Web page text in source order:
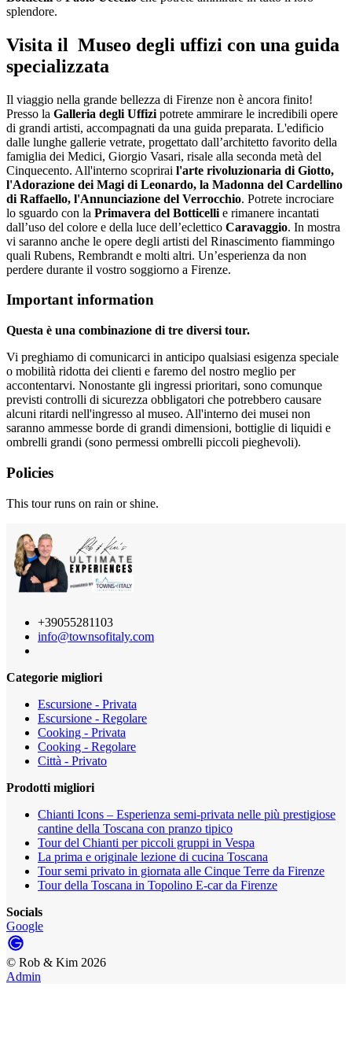
splendore.
Visita il Museo degli uffizi con una guida
specializzata
Il viaggio nella grande bellezza di Firenze non è ancora finito!
Presso la Galleria degli Uffizi potrete ammirare le incredibili opere
di grandi artisti, accompagnati da una guida preparata. L'edificio
dalle lunghe gallerie vetrate, progettato dall’architetto favorito della
famiglia dei Medici, Giorgio Vasari, risale alla seconda metà del
Cinquecento. All'interno scoprirai l'arte rivoluzionaria di Giotto,
l'Adorazione dei Magi di Leonardo, la Madonna del Cardellino
di Raffaello, l'Annunciazione del Verrocchio. Potrete incrociare
lo sguardo con la Primavera del Botticelli e rimanere incantati
dall’uso del colore e della luce dell’eclettico Caravaggio. In mostra
vi saranno anche le opere degli artisti del Rinascimento fiammingo
quali Rubens, Rembrandt e molti altri. Un’esperienza da non
perdere durante il vostro soggiorno a Firenze.
Important information
Questa è una combinazione di tre diversi tour.
Vi preghiamo di comunicarci in anticipo qualsiasi esigenza speciale
o mobilità ridotta dei clienti e faremo del nostro meglio per
accontentarvi. Nonostante gli ingressi prioritari, sono comunque
previsti controlli di sicurezza obbligatori che potrebbero causare
alcuni ritardi nell'ingresso al museo. All'interno dei musei non
saranno ammesse borde di grandi dimensioni, bottiglie di liquidi e
ombrelli grandi (sono permessi ombrelli piccoli pieghevoli).
Policies
This tour runs on rain or shine.
+39055281103
info@townsofitaly.com
Categorie migliori
Escursione - Privata
Escursione - Regolare
Cooking - Privata
Cooking - Regolare
Città - Privato
Prodotti migliori
Chianti Icons – Esperienza semi-privata nelle più prestigiose
cantine della Toscana con pranzo tipico
Tour del Chianti per piccoli gruppi in Vespa
La prima e originale lezione di cucina Toscana
Tour semi privato in giornata alle Cinque Terre da Firenze
Tour della Toscana in Topolino E-car da Firenze
Socials
Google
© Rob & Kim 2026
Admin